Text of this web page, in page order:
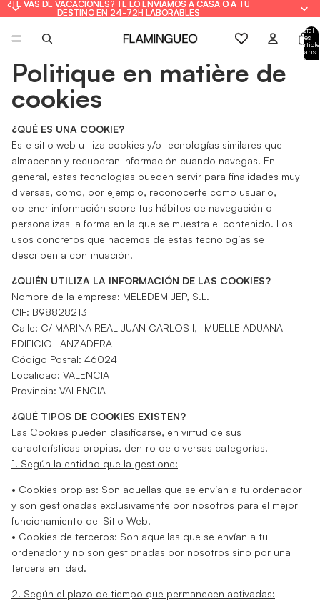
¿TE VAS DE VACACIONES? TE LO ENVIAMOS A CASA O A TU
DESTINO EN 24-72H LABORABLES
¿TE VAS DE VACACIONES? TE LO ENVIAMOS A CASA O A TU
DESTINO EN 24-72H LABORABLES
Total
des
dans
le
Politique en matière de
cookies
¿QUÉ ES UNA COOKIE?
Este sitio web utiliza cookies y/o tecnologías similares que
almacenan y recuperan información cuando navegas. En
general, estas tecnologías pueden servir para finalidades muy
diversas, como, por ejemplo, reconocerte como usuario,
obtener información sobre tus hábitos de navegación o
personalizas la forma en la que se muestra el contenido. Los
usos concretos que hacemos de estas tecnologías se
describen a continuación.
¿QUIÉN UTILIZA LA INFORMACIÓN DE LAS COOKIES?
Nombre de la empresa: MELEDEM JEP, S.L.
CIF: B98828213
Calle: C/ MARINA REAL JUAN CARLOS I,- MUELLE ADUANA-
EDIFICIO LANZADERA
Código Postal: 46024
Localidad: VALENCIA
Provincia: VALENCIA
¿QUÉ TIPOS DE COOKIES EXISTEN?
Las Cookies pueden clasificarse, en virtud de sus
características propias, dentro de diversas categorías.
1. Según la entidad que la gestione:
• Cookies propias: Son aquellas que se envían a tu ordenador
y son gestionadas exclusivamente por nosotros para el mejor
funcionamiento del Sitio Web.
• Cookies de terceros: Son aquellas que se envían a tu
ordenador y no son gestionadas por nosotros sino por una
tercera entidad.
2. Según el plazo de tiempo que permanecen activadas: